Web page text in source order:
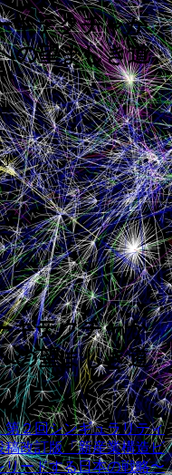
キテクチャか
の望ましき道
キテクチャか
の望ましき道
第２回シンギュラリティ
稿改訂版「新産業構造ビ
リードする日本の戦略〜